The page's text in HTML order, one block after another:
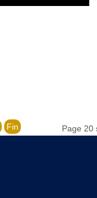
Page 20
Fin